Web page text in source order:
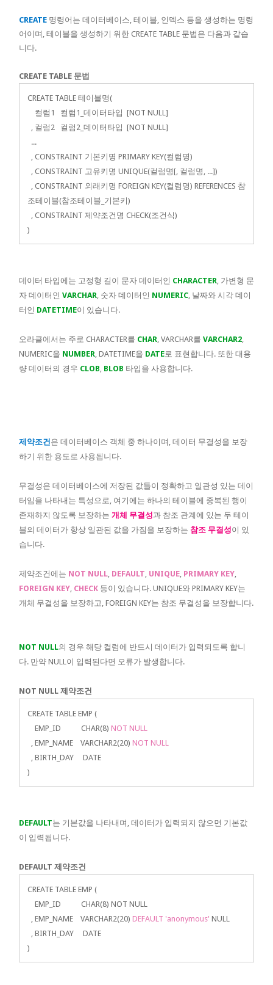
CREATE명령어는 데이터베이스, 테이블, 인덱스 등을 생성하는 명령
어이며, 테이블을 생성하기 위한 CREATE TABLE 문법은 다음과 같습
니다.
CREATE TABLE 문법
CREATE TABLE 테이블명(
컬럼1 컬럼1_데이터타입 [NOT NULL]
, 컬럼2 컬럼2_데이터타입 [NOT NULL]
...
, CONSTRAINT 기본키명 PRIMARY KEY(컬럼명)
, CONSTRAINT 고유키명 UNIQUE(컬럼명[, 컬럼명, ...])
, CONSTRAINT 외래키명 FOREIGN KEY(컬럼명) REFERENCES 참
조테이블(참조테이블_기본키)
, CONSTRAINT 제약조건명 CHECK(조건식)
)
데이터 타입에는 고정형 길이 문자 데이터인 CHARACTER, 가변형 문
자 데이터인 VARCHAR, 숫자 데이터인 NUMERIC, 날짜와 시각 데이
터인 DATETIME이 있습니다.
오라클에서는 주로 CHARACTER를 CHAR, VARCHAR를 VARCHAR2,
NUMERIC을 NUMBER, DATETIME을 DATE로 표현합니다. 또한 대용
량 데이터의 경우 CLOB BLOB 타입을 사용합니다.
제약조건은 데이터베이스 객체 중 하나이며, 데이터 무결성을 보장
하기 위한 용도로 사용됩니다.
무결성은 데이터베이스에 저장된 값들이 정확하고 일관성 있는 데이
터임을 나타내는 특성으로, 여기에는 하나의 테이블에 중복된 행이
존재하지 않도록 보장하는 개체 무결성과 참조 관계에 있는 두 테이
블의 데이터가 항상 일관된 값을 가짐을 보장하는 참조 무결성이 있
습니다.
제약조건에는 NOT NULL, DEFAULT UNIQUE, PRIMARY KEY,
FOREIGN KEY, CHECK 등이 있습니다. UNIQUE와 PRIMARY KEY는
개체 무결성을 보장하고, FOREIGN KEY는 참조 무결성을 보장합니다.
NOT NULL의 경우 해당 컬럼에 반드시 데이터가 입력되도록 합니
다. 만약 NULL이 입력된다면 오류가 발생합니다.
NOT NULL 제약조건
CREATE TABLE EMP (
EMP_ID CHAR(8) NOT NULL
, EMP_NAME VARCHAR2(20) NOT NULL
, BIRTH_DAY DATE
)
DEFAULT는 기본값을 나타내며, 데이터가 입력되지 않으면 기본값
이 입력됩니다.
DEFAULT 제약조건
CREATE TABLE EMP (
EMP_ID CHAR(8) NOT NULL
, EMP_NAME VARCHAR2(20) DEFAULT 'anonymous' NULL
, BIRTH_DAY DATE
)